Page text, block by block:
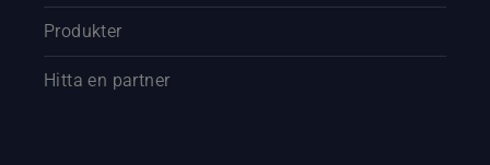
Produkter
Hitta en partner